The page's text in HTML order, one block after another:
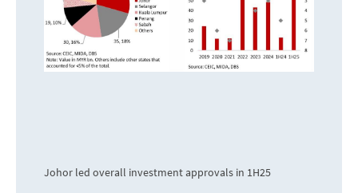
Johor led overall investment approvals in 1H25